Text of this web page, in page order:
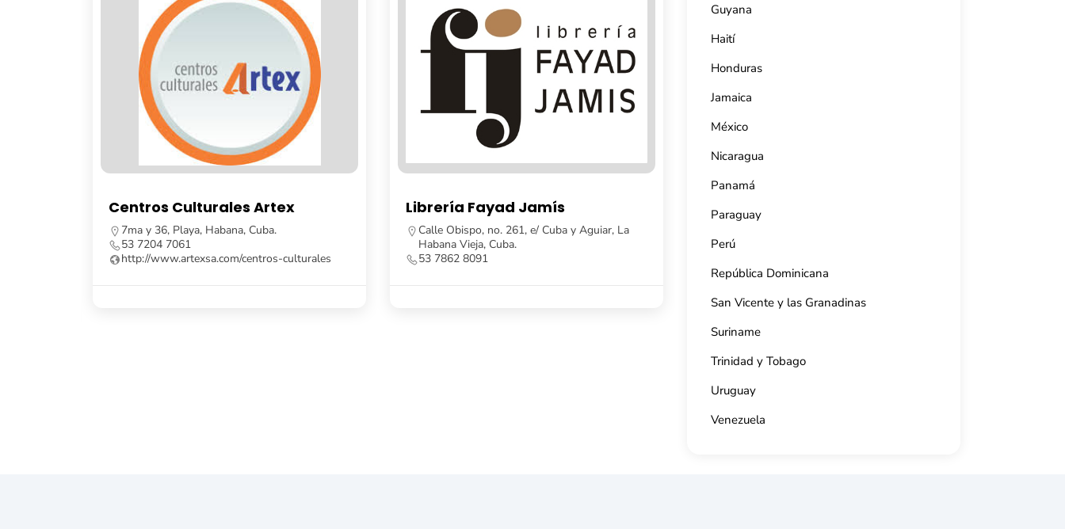
centros-culturales
Librería Fayad Jamís
Calle Obispo, no. 261, e/ Cuba y Aguiar, La
53 7862 8091
Casa Gaia
La Habana, Cuba.
Guyana
Haití
Honduras
Jamaica
México
Nicaragua
Panamá
Paraguay
Perú
República Dominicana
San Vicente y las Granadinas
Suriname
Trinidad y Tobago
Uruguay
Venezuela